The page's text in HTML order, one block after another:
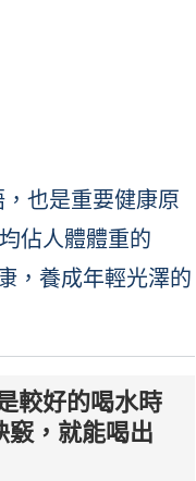
也是重要健康原
佔人體體重的
，養成年輕光澤的
較好的喝水時
，就能喝出